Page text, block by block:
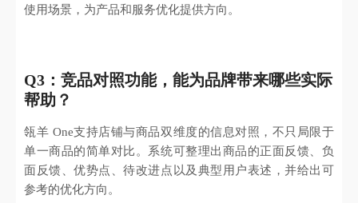
使用场景，为产品和服务优化提供方向。
Q3：竞品对照功能，能为品牌带来哪些实际
帮助？
瓴羊 One支持店铺与商品双维度的信息对照，不只局限于
单一商品的简单对比。系统可整理出商品的正面反馈、负
面反馈、优势点、待改进点以及典型用户表述，并给出可
参考的优化方向。